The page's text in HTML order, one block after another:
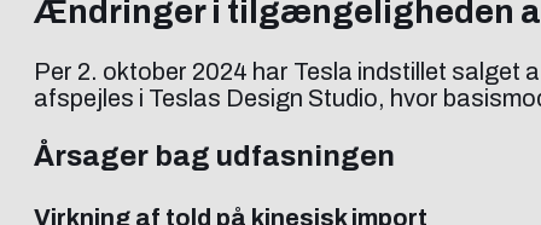
Ændringer i tilgængeligheden
Per 2. oktober 2024 har Tesla indstillet salget
afspejles i Teslas Design Studio, hvor
Årsager bag udfasningen
Virkning af told på kinesisk import